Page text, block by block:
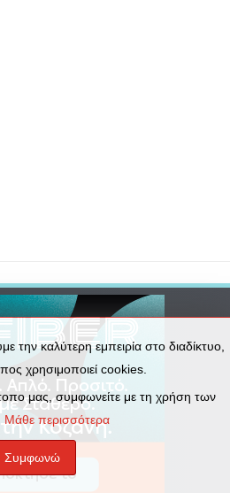
την καλύτερη εμπειρία στο διαδίκτυο,
χρησιμοποιεί cookies.
μας, συμφωνείτε με τη χρήση των
Μάθε περισσότερα
Συμφωνώ